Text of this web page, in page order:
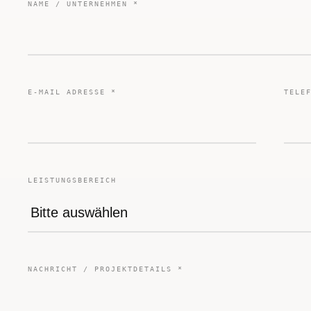
NAME / UNTERNEHMEN *
E-MAIL ADRESSE *
LEISTUNGSBEREICH
NACHRICHT / PROJEKTDETAILS *